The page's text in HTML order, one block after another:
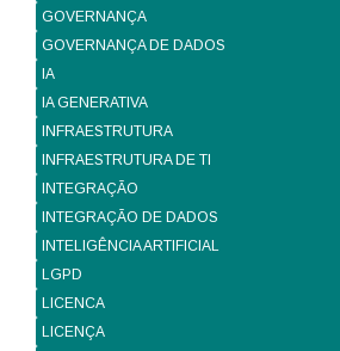
GOVERNANÇA
GOVERNANÇA DE DADOS
IA
IA GENERATIVA
INFRAESTRUTURA
INFRAESTRUTURA DE TI
INTEGRAÇÃO
INTEGRAÇÃO DE DADOS
INTELIGÊNCIA ARTIFICIAL
LGPD
LICENCA
LICENÇA